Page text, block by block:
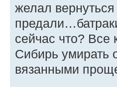
желал
сейчас что?
Сибирь умирать
вязанными